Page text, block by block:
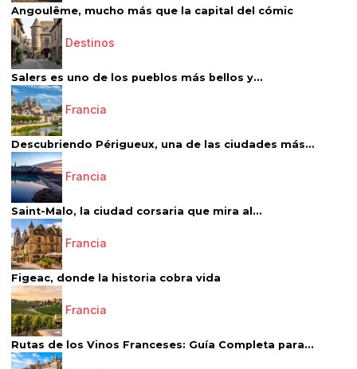
Angoulême, mucho más que la capital del cómic
Destinos
Salers es uno de los pueblos más bellos y...
Francia
Descubriendo Périgueux, una de las ciudades más...
Francia
Saint-Malo, la ciudad corsaria que mira al...
Francia
Figeac, donde la historia cobra vida
Francia
Rutas de los Vinos Franceses: Guía Completa para...